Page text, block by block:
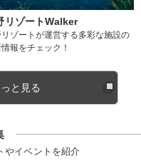
リゾートWalker
ゾートが運営する多彩な施設の
報をチェック！
と見る
やイベントを紹介